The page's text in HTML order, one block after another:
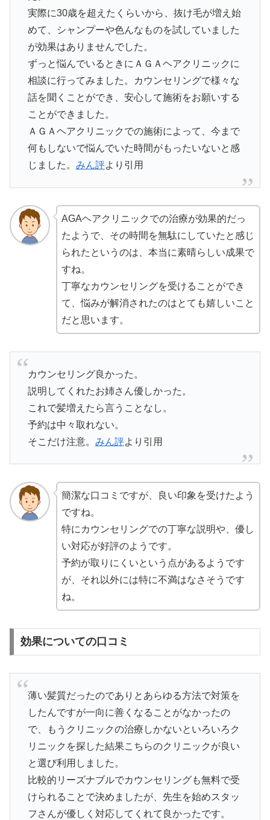
実際に30歳を超えたくらいから、抜け毛が増え始
めて、シャンプーや色んなものを試していました
が効果はありませんでした。
ずっと悩んでいるときにＡＧＡヘアクリニックに
相談に行ってみました。カウンセリングで様々な
話を聞くことができ、安心して施術をお願いする
ことができました。
ＡＧＡヘアクリニックでの施術によって、今まで
何もしないで悩んでいた時間がもったいないと感
じました。 みん評より引用
AGAヘアクリニックでの治療が効果的だっ
たようで、その時間を無駄にしていたと感じ
られたというのは、本当に素晴らしい成果で
すね。
丁寧なカウンセリングを受けることができ
て、悩みが解消されたのはとても嬉しいこと
だと思います。
カウンセリング良かった。
説明してくれたお姉さん優しかった。
これで髪増えたら言うことなし。
予約は中々取れない。
そこだけ注意。 みん評より引用
簡潔な口コミですが、良い印象を受けたよう
ですね。
特にカウンセリングでの丁寧な説明や、優し
い対応が好評のようです。
予約が取りにくいという点があるようです
が、それ以外には特に不満はなさそうです
ね。
効果についての口コミ
薄い髪質だったのでありとあらゆる方法で対策を
したんですが一向に善くなることがなかったの
で、もうクリニックの治療しかないといろいろク
リニックを探した結果こちらのクリニックが良い
と選び利用しました。
比較的リーズナブルでカウンセリングも無料で受
けられることで決めましたが、先生を始めスタッ
フさんが優しく対応してくれて良かったです。